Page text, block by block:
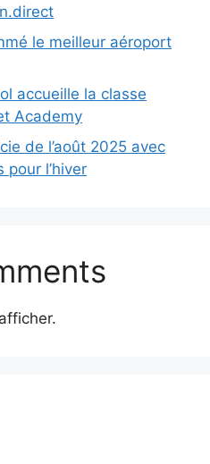
le meilleur aéroport
accueille la classe
Academy
de l’août 2025 avec
l’hiver